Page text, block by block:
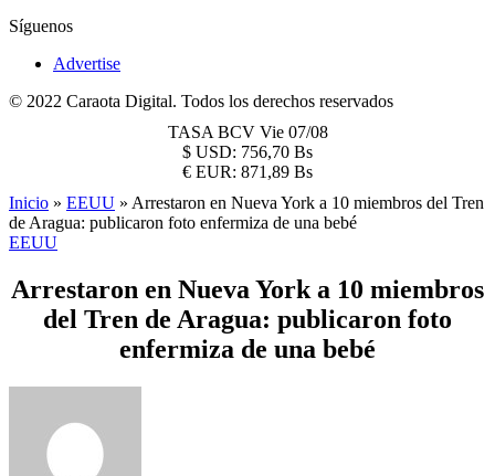
Síguenos
Advertise
© 2022 Caraota Digital. Todos los derechos reservados
TASA BCV Vie 07/08
$ USD: 756,70 Bs
€ EUR: 871,89 Bs
Inicio » EEUU » Arrestaron en Nueva York a 10 miembros del Tren
de Aragua: publicaron foto enfermiza de una bebé
EEUU
Arrestaron en Nueva York a 10 miembros
del Tren de Aragua: publicaron foto
enfermiza de una bebé